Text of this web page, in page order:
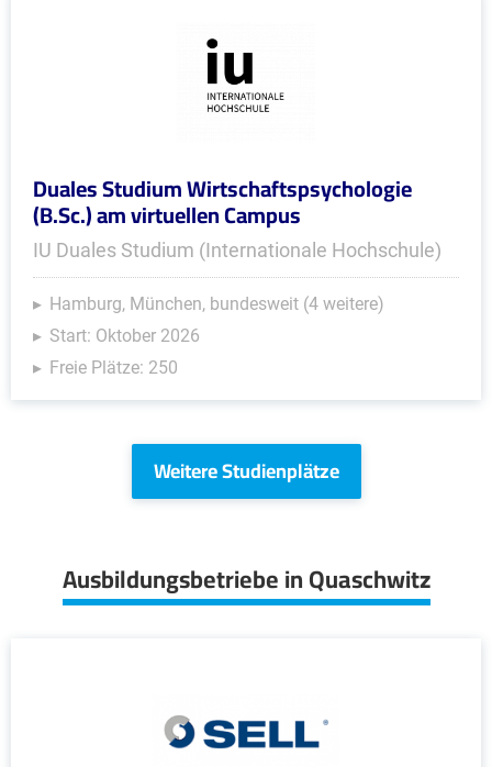
Duales Studium Wirtschaftspsychologie
(B.Sc.) am virtuellen Campus
IU Duales Studium (Internationale Hochschule)
Hamburg, München, bundesweit (4 weitere)
Start: Oktober 2026
Freie Plätze: 250
Weitere Studienplätze
Ausbildungsbetriebe in Quaschwitz